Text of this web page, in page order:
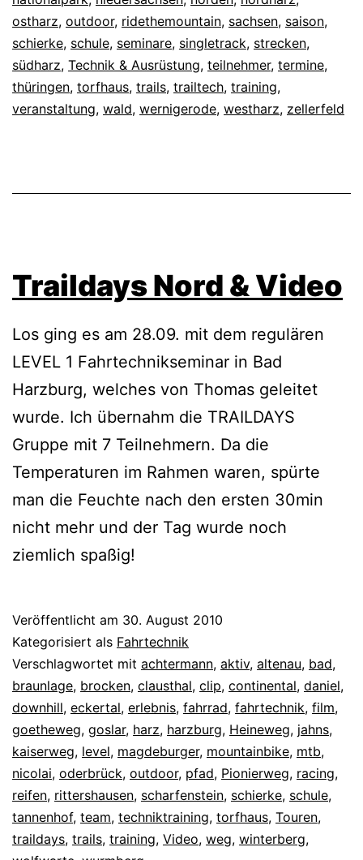
ostharz, outdoor, ridethemountain, sachsen, saison,
schierke, schule, seminare, singletrack, strecken,
südharz, Technik & Ausrüstung, teilnehmer, termine,
thüringen, torfhaus, trails, trailtech, training,
veranstaltung, wald, wernigerode, westharz, zellerfeld
Traildays Nord & Video
Los ging es am 28.09. mit dem regulären
LEVEL 1 Fahrtechnikseminar in Bad
Harzburg, welches von Thomas geleitet
wurde. Ich übernahm die TRAILDAYS
Gruppe mit 7 Teilnehmern. Da die
Temperaturen im Rahmen waren, spürte
man die Feuchte nach den ersten 30min
nicht mehr und der Tag wurde noch
ziemlich spaßig!
Veröffentlicht am 30. August 2010
Kategorisiert als Fahrtechnik
Verschlagwortet mit achtermann, aktiv, altenau, bad,
braunlage, brocken, clausthal, clip, continental, daniel,
downhill, eckertal, erlebnis, fahrrad, fahrtechnik, film,
goetheweg, goslar, harz, harzburg, Heineweg, jahns,
kaiserweg, level, magdeburger, mountainbike, mtb,
nicolai, oderbrück, outdoor, pfad, Pionierweg, racing,
reifen, rittershausen, scharfenstein, schierke, schule,
tannenhof, team, techniktraining, torfhaus, Touren,
traildays, trails, training, Video, weg, winterberg,